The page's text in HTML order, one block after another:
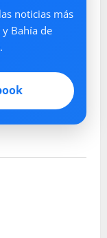
noticias más
Bahía de